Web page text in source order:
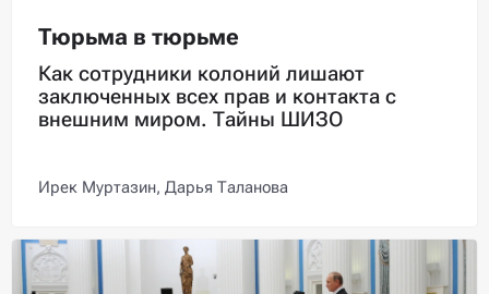
Тюрьма в тюрьме
Как сотрудники колоний лишают
заключенных всех прав и контакта с
внешним миром. Тайны ШИЗО
Ирек Муртазин, Дарья Таланова